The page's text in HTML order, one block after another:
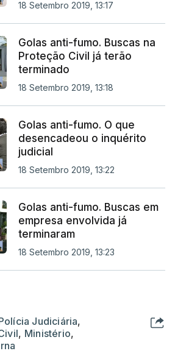
18 Setembro 2019, 13:17
Golas anti-fumo. Buscas na
Proteção Civil já terão
terminado
18 Setembro 2019, 13:18
Golas anti-fumo. O que
desencadeou o inquérito
judicial
18 Setembro 2019, 13:22
Golas anti-fumo. Buscas em
empresa envolvida já
terminaram
18 Setembro 2019, 13:23
Judiciária,
, Ministério,